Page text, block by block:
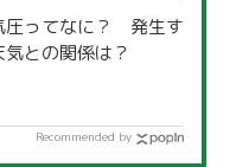
圧ってなに？ 発生す
との関係は？
Recommended by